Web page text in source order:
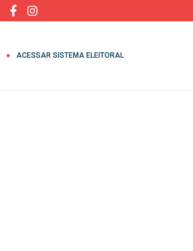
ACESSAR SISTEMA ELEITORAL